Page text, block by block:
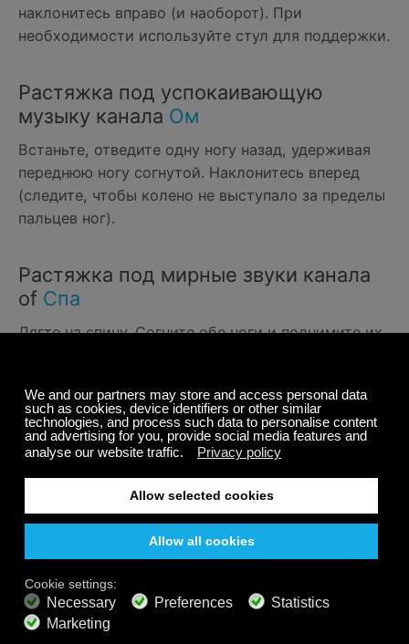
наклонитесь вправо (и наоборот). При
необходимости используйте стул для поддержки.
Растяжка под успокаивающую
музыку канала Ом
Встаньте, отведите одну ногу назад, удерживая
переднюю ногу согнутой. Наклонитесь вперед
(следите, чтобы колено не выступало за пределы
пальцев ног).
Растяжка под мирные звуки канала
of Спа
Лягте на спину. Согните обе ноги и поднимите их
Растяжка под оздоровительную
музыку каналаАроматерапия
В положении лежа держите одну ногу согнутой.
Вторую ногу подтяните к груди и удерживайте,
чтобы почувствовать растяжение.
Сделайте растяжку дома с каналом
Погружение в Йогу